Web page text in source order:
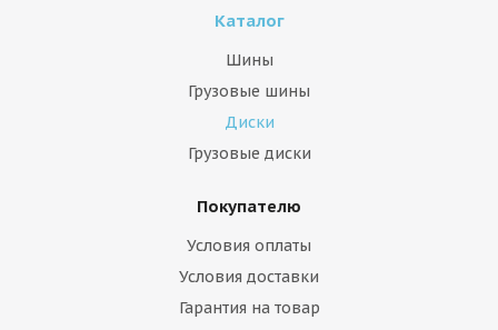
Каталог
Шины
Грузовые шины
Диски
Грузовые диски
Покупателю
Условия оплаты
Условия доставки
Гарантия на товар